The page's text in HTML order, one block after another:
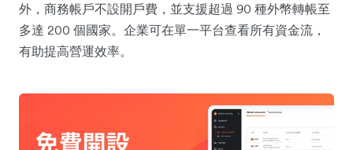
外，商務帳戶不設開戶費，並支援超過 90 種外幣轉帳至
多達 200 個國家。企業可在單一平台查看所有資金流，
有助提高營運效率。